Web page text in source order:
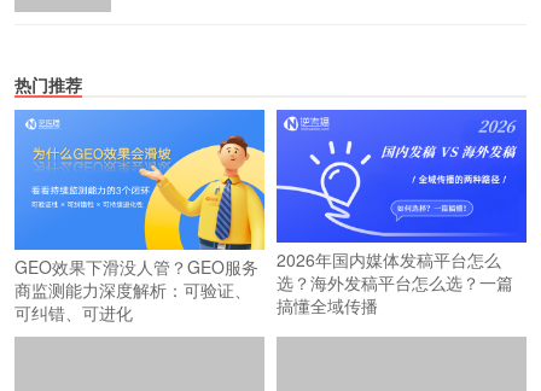
热门推荐
GEO效果下滑没人管？GEO服务
商监测能力深度解析：可验证、
可纠错、可进化
2026年国内媒体发稿平台怎么
选？海外发稿平台怎么选？一篇
搞懂全域传播